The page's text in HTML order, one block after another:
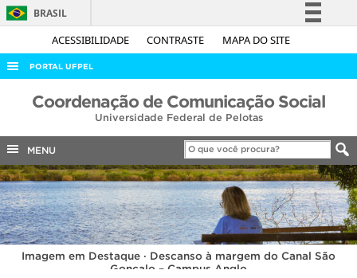
ACESSIBILIDADE CONTRASTE MAPA DO SITE
BRASIL
Simplifique!
Acesso à informação
Legislação
Canais
PORTAL UFPEL
ACESSO À INFORMAÇÃO
COBALTO
CONCURSOS
EDITAIS
INTERNACIONAL
OUVIDORIA
Coordenação de Comunicação Social
Universidade Federal de Pelotas
MENU
Imagem em Destaque · Descanso à margem do Canal São
Gonçalo – Campus Anglo